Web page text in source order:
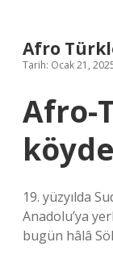
Afro
Tarih: Ocak 21,
Afro-
19. yüzyılda
Anadolu’ya
bugün hâlâ